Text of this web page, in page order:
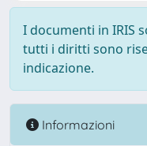
I documenti in IRIS
tutti i diritti sono
indicazione.
Informazioni